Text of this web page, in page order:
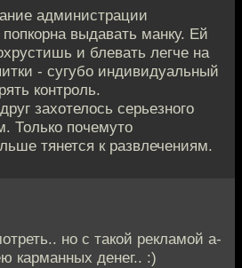
администрации
выдавать манку. Ей
и блевать легче на
- сугубо индивидуальный
контроль.
захотелось серьезного
Только почемуто
тянется к развлечениям.
но с такой рекламой а-
карманных денег.. :)